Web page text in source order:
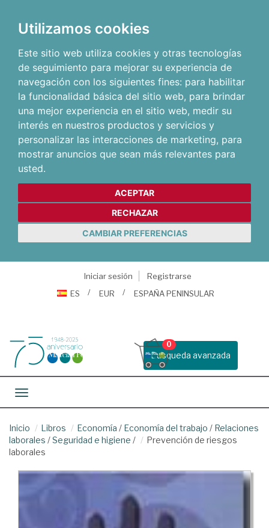
Utilizamos cookies
Este sitio web utiliza cookies y otras tecnologías
de seguimiento para mejorar su experiencia de
navegación con los siguientes fines: para habilitar
la funcionalidad básica del sitio web, para brindar
una mejor experiencia en el sitio web, medir su
interés en nuestros productos y servicios y
personalizar las interacciones de marketing, para
mostrar anuncios que sean más relevantes para
usted.
ACEPTAR
RECHAZAR
CAMBIAR PREFERENCIAS
Iniciar sesión
Registrarse
ES
EUR ESPAÑA PENINSULAR
Busqueda avanzada
0
Toggle navigation
Inicio Libros Economía / Economía del trabajo / Relaciones
laborales /Seguridad e higiene /
Prevención de riesgos
laborales